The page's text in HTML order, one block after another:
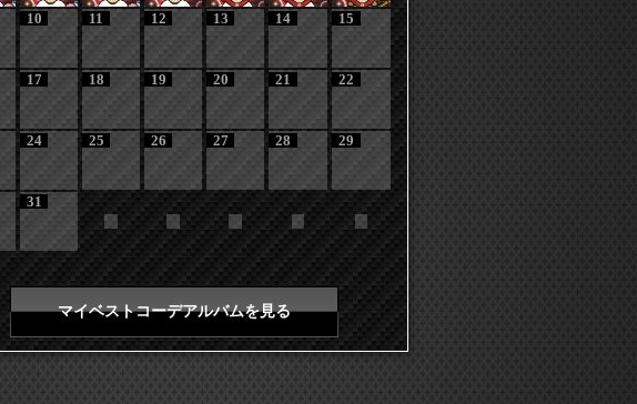
10 11 12 13 14 15
17 18 19 20 21 22
24 25 26 27 28 29
31
マイベストコーデアルバムを見る